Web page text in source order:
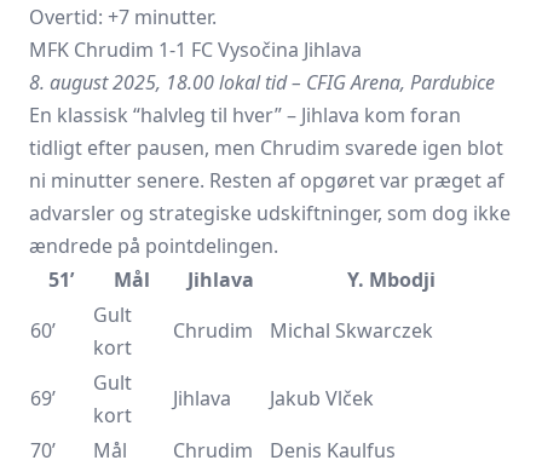
Overtid: +7 minutter.
MFK Chrudim 1-1 FC Vysočina Jihlava
8. august 2025, 18.00 lokal tid – CFIG Arena, Pardubice
En klassisk “halvleg til hver” – Jihlava kom foran
tidligt efter pausen, men Chrudim svarede igen blot
ni minutter senere. Resten af opgøret var præget af
advarsler og strategiske udskiftninger, som dog ikke
ændrede på pointdelingen.
51’
Mål Jihlava
Y. Mbodji
60’
Gult
kort
Chrudim Michal Skwarczek
69’
Gult
kort
Jihlava
Jakub Vlček
70’
Mål Chrudim
Denis Kaulfus